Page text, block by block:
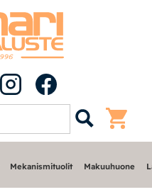
Mekanismituolit Makuuhuone